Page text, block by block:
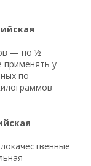
— по ½
применять у
по